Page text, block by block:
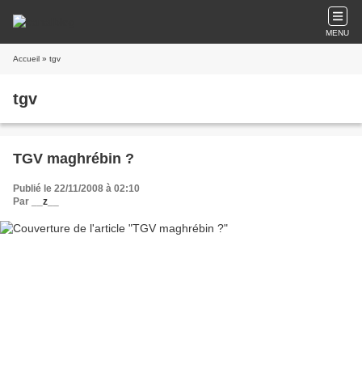
MENU
Accueil » tgv
tgv
TGV maghrébin ?
Publié le 22/11/2008 à 02:10
Par
__z__